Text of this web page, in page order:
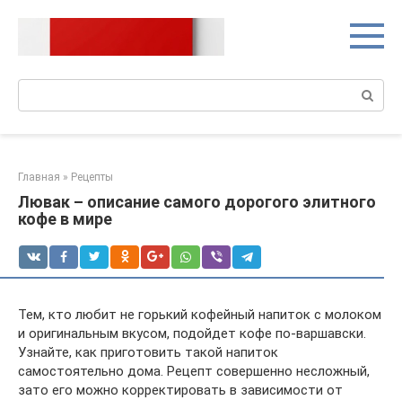
Главная » Рецепты
Лювак – описание самого дорогого элитного
кофе в мире
Тем, кто любит не горький кофейный напиток с молоком
и оригинальным вкусом, подойдет кофе по-варшавски.
Узнайте, как приготовить такой напиток
самостоятельно дома. Рецепт совершенно несложный,
зато его можно корректировать в зависимости от